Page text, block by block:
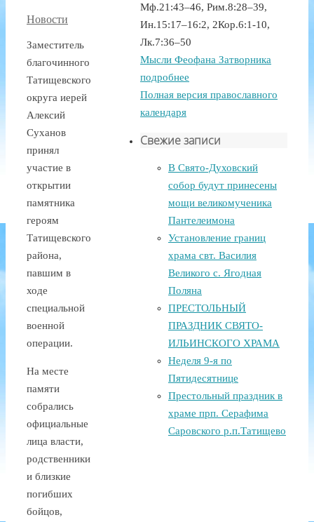
Новости
Заместитель
благочинного
Татищевского
округа иерей
Алексий
Суханов
принял
участие в
открытии
памятника
героям
Татищевского
района,
павшим в
ходе
специальной
военной
операции.
На месте
памяти
собрались
официальные
лица власти,
родственники
и близкие
погибших
бойцов,
Мф.21:43–46, Рим.8:28–39,
Ин.15:17–16:2, 2Кор.6:1-10,
Лк.7:36–50
Мысли Феофана Затворника
подробнее
Полная версия православного
календаря
Свежие записи
В Свято-Духовский
собор будут принесены
мощи великомученика
Пантелеимона
Установление границ
храма свт. Василия
Великого с. Ягодная
Поляна
ПРЕСТОЛЬНЫЙ
ПРАЗДНИК СВЯТО-
ИЛЬИНСКОГО ХРАМА
Неделя 9-я по
Пятидесятнице
Престольный праздник в
храме прп. Серафима
Саровского р.п.Татищево